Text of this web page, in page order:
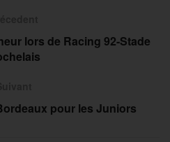
lors de Racing 92-Stade
pour les Juniors